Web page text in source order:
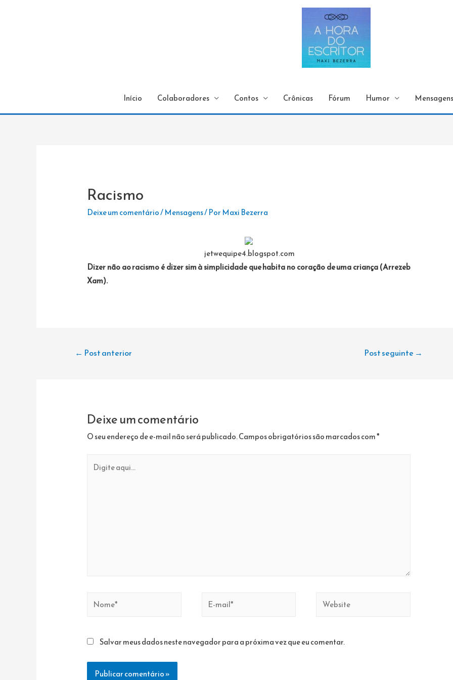
Início Colaboradores Contos Crônicas Fórum Humor Mensagens
Racismo
Deixe um comentário/Mensagens/ Por Maxi Bezerra
jetwequipe4.blogspot.com
Dizer não ao racismo é dizer sim à simplicidade que habita no coração de uma criança (Arrezeb
Xam).
Navegação
← Post anterior Post seguinte →
Deixe um comentário
O seu endereço de e-mail não será publicado.Campos obrigatórios são marcados com*
aqui...
Nome* Website
Salvar meus dados neste navegador para a próxima vez que eu comentar.